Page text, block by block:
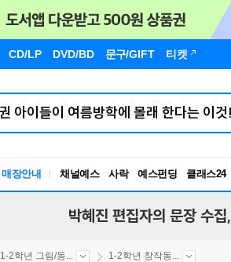
CD/LP DVD/BD 문구/GIFT 티켓
매장안내 채널예스 사락 예스펀딩 클래스24
박혜진 편집자의 문장 수집,
1-2학년 그림/동... 1-2학년 창작동...